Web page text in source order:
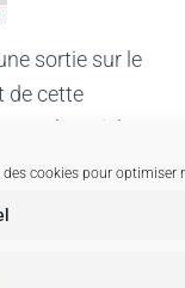
cookies pour optimiser
sortie sur le
de cette
9 h 30 à la